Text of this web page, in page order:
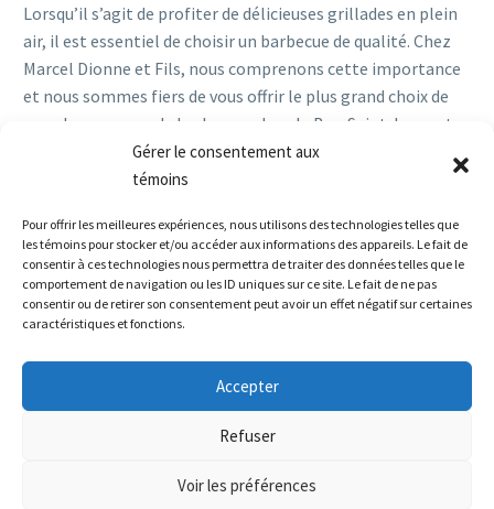
Gérer le consentement aux
témoins
Pour offrir les meilleures expériences, nous utilisons des technologies telles que
les témoins pour stocker et/ou accéder aux informations des appareils. Le fait de
consentir à ces technologies nous permettra de traiter des données telles que le
comportement de navigation ou les ID uniques sur ce site. Le fait de ne pas
consentir ou de retirer son consentement peut avoir un effet négatif sur certaines
caractéristiques et fonctions.
Accepter
Refuser
Voir les préférences
Lorsqu’il s’agit de profiter de délicieuses grillades en plein
air, il est essentiel de choisir un barbecue de qualité. Chez
Marcel Dionne et Fils, nous comprenons cette importance
et nous sommes fiers de vous offrir le plus grand choix de
grandes marques de barbecues dans le Bas-Saint-Laurent
et en Gaspésie.
Read More